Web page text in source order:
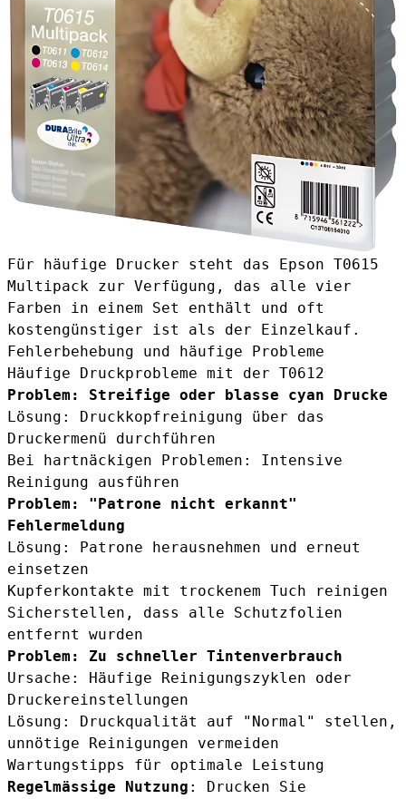
Für häufige Drucker steht das
Epson T0615
Multipack zur Verfügung, das alle vier
Farben in einem Set enthält und oft
kostengünstiger ist als der Einzelkauf.
Fehlerbehebung und häufige Probleme
Häufige Druckprobleme mit der T0612
Problem: Streifige oder blasse cyan Drucke
Lösung: Druckkopfreinigung über das
Druckermenü durchführen
Bei hartnäckigen Problemen: Intensive
Reinigung ausführen
Problem: "Patrone nicht erkannt"
Fehlermeldung
Lösung: Patrone herausnehmen und erneut
einsetzen
Kupferkontakte mit trockenem Tuch reinigen
Sicherstellen, dass alle Schutzfolien
entfernt wurden
Problem: Zu schneller Tintenverbrauch
Ursache: Häufige Reinigungszyklen oder
Druckereinstellungen
Lösung: Druckqualität auf "Normal" stellen,
unnötige Reinigungen vermeiden
Wartungstipps für optimale Leistung
Regelmässige Nutzung : Drucken Sie